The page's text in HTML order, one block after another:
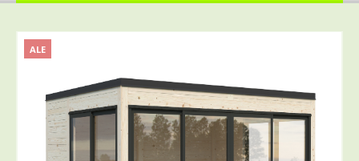
ALE